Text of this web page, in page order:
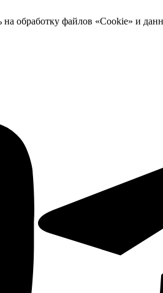
обработку файлов «Cookie» и